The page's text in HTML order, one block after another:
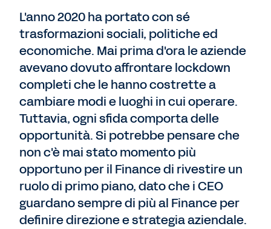
L'anno 2020 ha portato con sé
trasformazioni sociali, politiche ed
economiche. Mai prima d'ora le aziende
avevano dovuto affrontare lockdown
completi che le hanno costrette a
cambiare modi e luoghi in cui operare.
Tuttavia, ogni sfida comporta delle
opportunità. Si potrebbe pensare che
non c'è mai stato momento più
opportuno per il Finance di rivestire un
ruolo di primo piano, dato che i CEO
guardano sempre di più al Finance per
definire direzione e strategia aziendale.